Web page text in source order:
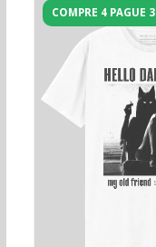
COMPRE 4 PAGUE 3